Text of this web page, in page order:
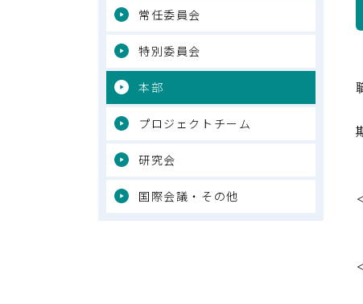
常任委員会
特別委員会
本部
プロジェクトチーム
研究会
国際会議・その他